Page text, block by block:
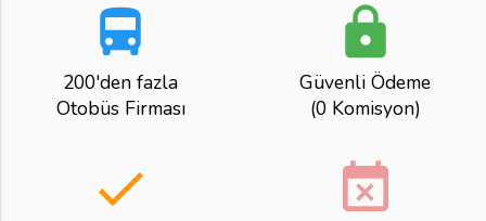
directions_bus
200'den fazla
Otobüs Firması
lock
Güvenli Ödeme
(0 Komisyon)
done event_busy